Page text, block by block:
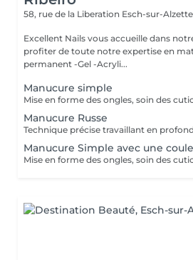
58, rue de la Liberation Esch-sur-
Excellent Nails vous accueille dans
profiter de toute notre expertise en matière
permanent -Gel -Acryli...
Manucure simple
Manucure Russe
Manucure Simple avec une